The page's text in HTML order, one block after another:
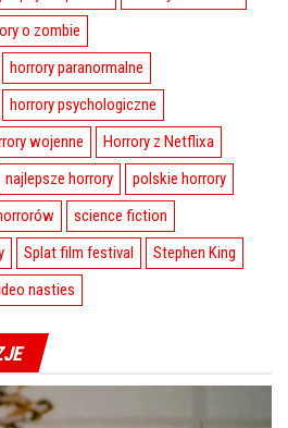
o zombie
horrory paranormalne
horrory psychologiczne
wojenne
Horrory z Netflixa
najlepsze horrory
polskie horrory
science fiction
Splat film festival
Stephen King
nasties